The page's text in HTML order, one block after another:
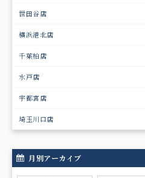
世田谷店
横浜港北店
千葉柏店
水戸店
宇都宮店
埼玉川口店
月別アーカイブ